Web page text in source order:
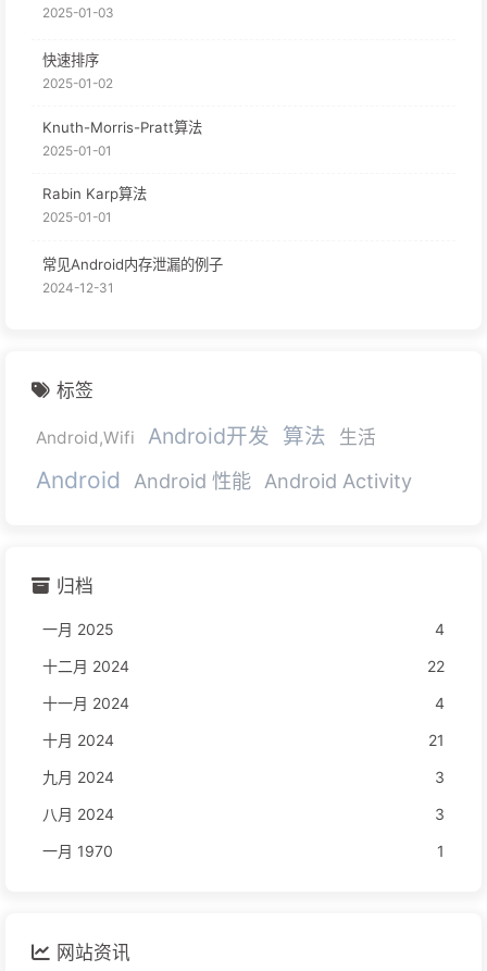
2025-01-03
快速排序
2025-01-02
Knuth-Morris-Pratt算法
2025-01-01
Rabin Karp算法
2025-01-01
常见Android内存泄漏的例子
2024-12-31
标签
Android,Wifi Android开发 算法 生活
Android Android 性能 Android Activity
归档
一月 2025
4
十二月 2024
22
十一月 2024
4
十月 2024
21
九月 2024
3
八月 2024
3
一月 1970
1
网站资讯